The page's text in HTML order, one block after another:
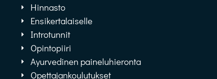
Hinnasto
Ensikertalaiselle
Introtunnit
Opintopiiri
Ayurvedinen paineluhieronta
Opettajankoulutukset